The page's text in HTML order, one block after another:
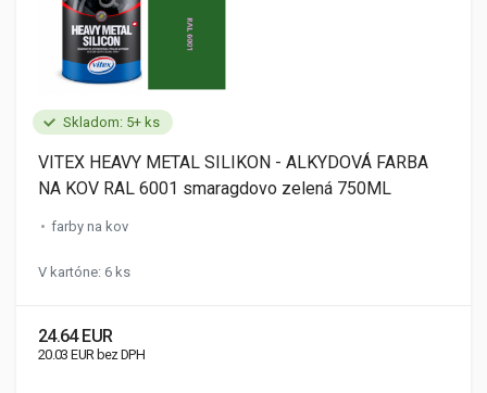
Skladom: 5+ ks
VITEX HEAVY METAL SILIKON - ALKYDOVÁ FARBA
NA KOV RAL 6001 smaragdovo zelená 750ML
farby na kov
V kartóne: 6 ks
24.64 EUR
20.03 EUR bez DPH